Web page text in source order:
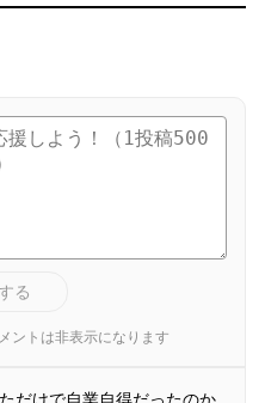
る
ントは非表示になります
だけで自業自得だったのか